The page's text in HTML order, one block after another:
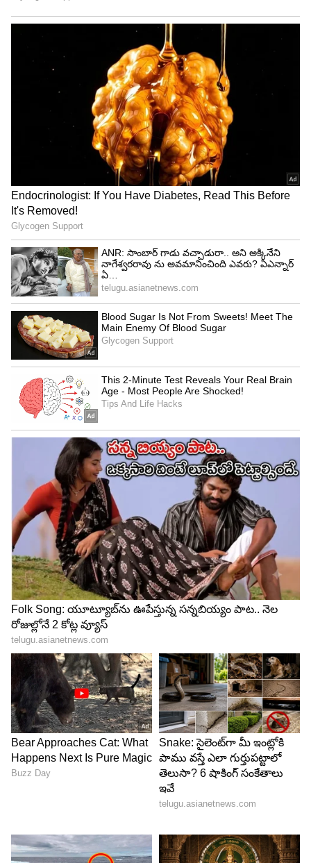
Image Credit : Asianet News
రౌడీ జనార్థన్‌లో రాజశేఖర్‌
ఇదిలా ఉంటే ఇప్పుడు శర్వానంద్‌ హీరోగా చేస్తున్న ఓ
మూవీలో రాజశేఖర్‌ కీలక పాత్రలో, ఆయనకు తండ్రిగా
కనిపిస్తారనే ప్రచారం జరిగింది. కానీ ఇప్పటి వరకు దీనికి
సంబంధించి ఎలాంటి అప్‌ డేట్‌ లేదు. కానీ ఇప్పుడు ఒక క్రేజీ
వార్త సోషల్‌ మీడియాలో చక్కర్లు కొడుతుంది. తాజాగా
రాజశేఖర్‌ విలన్‌గా టర్న్ తీసుకుంటున్నాడట. ఆయన
విజయ్‌ దేవరకొండ సినిమాలో విలన్‌గా నటిస్తున్నట్టు
సమాచారం. రవికిరణ్‌ కోలా దర్శకత్వంలో విజయ్‌ ఓ మూవీ
చేస్తున్నారు. కీర్తిసురేష్‌ ఇందులో హీరోయిన్‌. దిల్‌ రాజు
నిర్మించే ఈ మూవీ ఇటీవలే ప్రారంభమైంది. `రౌడీ జనార్థన్‌`
అనే పేరుతో ఇది తెరకెక్కనుంది. విలేజ్‌ బ్యాక్‌డ్రాప్‌లో రా
అండ్‌ రస్టిక్ గా మూవీ సాగుతుందని తెలుస్తోంది.
4
4
Image Credit :Our Own
విలన్‌గా టర్న్ తీసుకున్న రాజశేఖర్‌
ఈ సినిమాతో హీరో రాజశేఖర్‌ విలన్‌గా టర్న్
తీసుకుంటున్నారట. పవర్‌ఫుల్‌ విలన్‌ రోల్‌లో ఆయన
కనిపించబోతున్నారట. గతంలో ఎప్పుడూ చూడని విధంగా
ఆయన లుక్‌ ఉండబోతుందని తెలుస్తోంది. హీరోని డామినేట్‌
ఈ సినిమా చేసేందుకు గ్రీన్‌ సిగ్నల్‌ ఇచ్చినట్టు సమాచారం.
మరి ఇందులో నిజమెంతా అనేది తెలియాల్సి ఉంది. ఇదిలా